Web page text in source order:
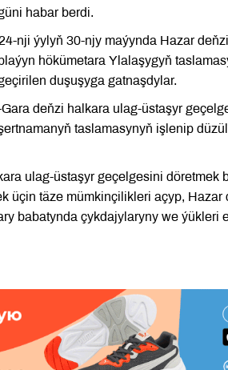
habar berdi.
nji ýylyň 30-njy maýynda Hazar
hökümetara Ylalaşygyň
duşuşyga gatnaşdylar.
deňzi halkara ulag-üstaşyr
taslamasynyň işlenip
ulag-üstaşyr geçelgesini döretmek
üçin täze mümkinçilikleri açyp, Hazar
babatynda çykdajylaryny we ýükleri